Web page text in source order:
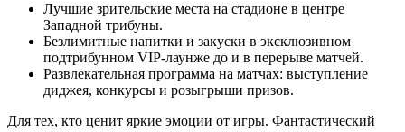
Лучшие зрительские места на стадионе в центре
Западной трибуны.
Безлимитные напитки и закуски в эксклюзивном
подтрибунном VIP-лаунже до и в перерыве матчей.
Развлекательная программа на матчах: выступление
диджея, конкурсы и розыгрыши призов.
Для тех, кто ценит яркие эмоции от игры. Фантастический